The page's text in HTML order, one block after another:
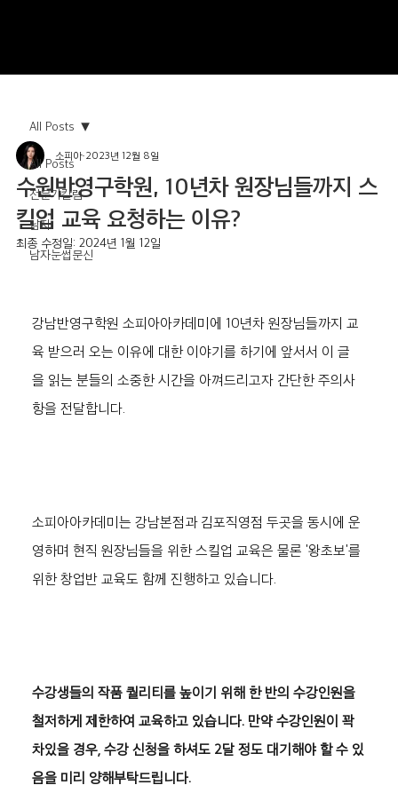
All Posts
전문가칼럼
남자
남자눈썹문신
All Posts
수원반영구학원, 10년차 원장님들까지 스
킬업 교육 요청하는 이유?
소피아 2023년 12월 8일
최종 수정일: 2024년 1월 12일
강남반영구학원 소피아아카데미에 10년차 원장님들까지 교
육 받으러 오는 이유에 대한 이야기를 하기에 앞서서 이 글
을 읽는 분들의 소중한 시간을 아껴드리고자 간단한 주의사
항을 전달합니다.
소피아아카데미는 강남본점과 김포직영점 두곳을 동시에 운
영하며 현직 원장님들을 위한 스킬업 교육은 물론 '왕초보'를
위한 창업반 교육도 함께 진행하고 있습니다.
수강생들의 작품 퀄리티를 높이기 위해 한 반의 수강인원을
철저하게 제한하여 교육하고 있습니다. 만약 수강인원이 꽉
차있을 경우, 수강 신청을 하셔도 2달 정도 대기해야 할 수 있
음을 미리 양해부탁드립니다.